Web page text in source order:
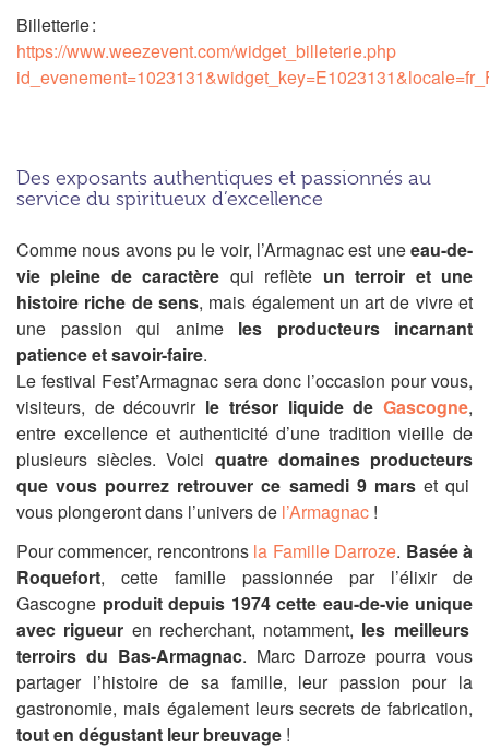
Billetterie :
https://www.weezevent.com/widget_billeterie.php
Des exposants authentiques et passionnés au
service du spiritueux d’excellence
Comme nous avons pu le voir, l’Armagnac est uneeau-de-
vie pleine de caractère qui reflète un terroir et une
histoire riche de sens, mais également un art de vivre et
une passion qui anime les producteurs incarnant
patience et savoir-faire.
Le festival Fest’Armagnac sera donc l’occasion pour vous,
visiteurs, de découvrir le trésor liquide deGascogne,
entre excellence et authenticité d’une tradition vieille de
plusieurs siècles. Voici quatre domaines producteurs
que vous pourrez retrouver ce samedi 9 marset qui
vous plongeront dans l’univers de l’Armagnac !
Pour commencer, rencontrons la Famille Darroze. Basée à
Roquefort, cette famille passionnée par l’élixir de
Gascogne produit depuis 1974 cette eau-de-vie unique
avec rigueur en recherchant, notamment, les meilleurs
terroirs du Bas-Armagnac. Marc Darroze pourra vous
partager l’histoire de sa famille, leur passion pour la
gastronomie, mais également leurs secrets de fabrication,
tout en dégustant leur breuvage !